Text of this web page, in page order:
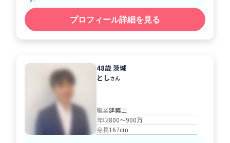
プロフィール詳細を見る
48歳 茨城
としさん
職業建築士
年収800～900万
身長167cm